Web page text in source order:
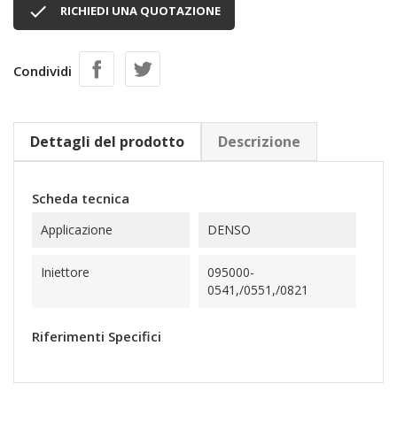
 RICHIEDI UNA QUOTAZIONE
Condividi
Dettagli del prodotto Descrizione
Scheda tecnica
Applicazione DENSO
Iniettore
095000-
0541,/0551,/0821
Riferimenti Specifici